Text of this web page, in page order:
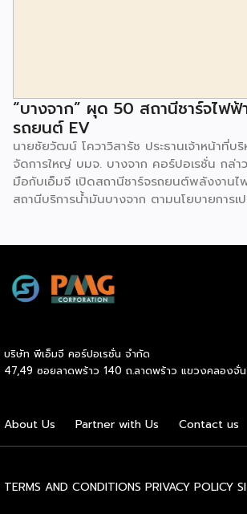
“บางจาก” ผุด 50 สถานีชาร์จไฟฟ้
รถยนต์ EV
นายชัยวัฒน์ โควาวิสารัช ประธานเจ้าหน้าที่บริ
จัดการใหญ่ บมจ. บางจาก คอร์ปอเรชั่น กล่า
มือกับเอ็มจี เปิดสถานีชาร์จรถยนต์พลังงานไ
สถานีบริการน้ำมันบางจาก ตามนโยบายการ
สถานีบริการน้ำมันบางจากมีสถานีชาร์จรถ EV
และต่างจังหวัด ครอบคลุมทั่วประเทศ .โดยคว
สถานีชาร์จรถยนต์ไฟฟ้า “MG Super
น้ำมันบางจาก ครอบคลุมทั้งในเขตกรุงเทพฯ
เดือนตุลาคมเป็นต้นไป .ด้านนายจาง ไห่โป กร
บริษัท เอสเอไอซี มอเตอร์ – ซีพี จำกัด และ
บริษัท พีเอ็มจี คอร์ปอเรชั่น จำกัด
47,49 ซอยลาดพร้าว 140 ถ.ลาดพร้าว แขวงคลองจั่น
About Us Partner with Us Contact us
TERMS AND CONDITIONS PRIVACY POLICY